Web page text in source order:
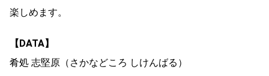
楽しめます。
【DATA】
肴処 志堅原（さかなどころ しけんばる）